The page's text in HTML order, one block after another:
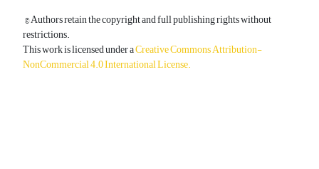
© Authors retain the copyright and full publishing rights without
restrictions.
This work is licensed under aCreative Commons Attribution-
NonCommercial 4.0 International License.